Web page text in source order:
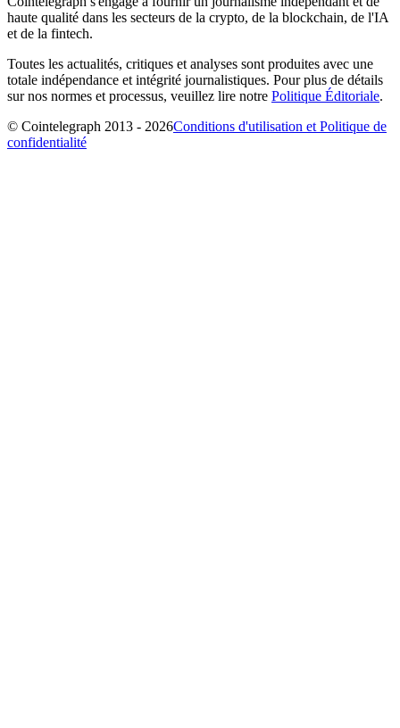
haute qualité dans les secteurs de la crypto, de la blockchain, de l'IA
et de la fintech.
Toutes les actualités, critiques et analyses sont produites avec une
totale indépendance et intégrité journalistiques. Pour plus de détails
sur nos normes et processus, veuillez lire notre Politique Éditoriale.
© Cointelegraph 2013 - 2026Conditions d'utilisation et Politique de
confidentialité